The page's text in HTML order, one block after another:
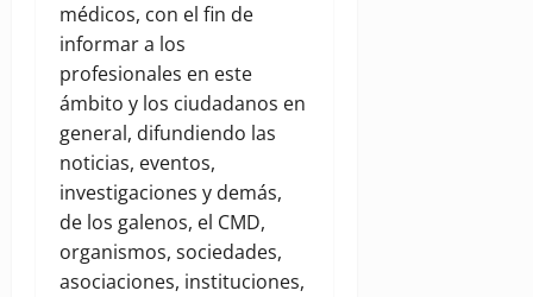
médicos, con el fin de
informar a los
profesionales en este
ámbito y los ciudadanos en
general, difundiendo las
noticias, eventos,
investigaciones y demás,
de los galenos, el CMD,
organismos, sociedades,
asociaciones, instituciones,